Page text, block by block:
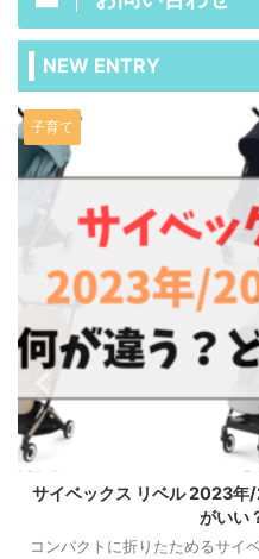
NEW ENTRY
9/3
どっち
2023年
ECOVACS(エコバ
ロボット掃除機とい